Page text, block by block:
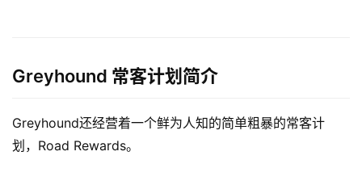
Greyhound 常客计划简介
Greyhound还经营着一个鲜为人知的简单粗暴的常客计
划，Road Rewards。